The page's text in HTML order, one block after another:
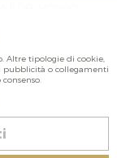
E DEL MONDO.
Altre tipologie di cookie,
pubblicità o collegamenti